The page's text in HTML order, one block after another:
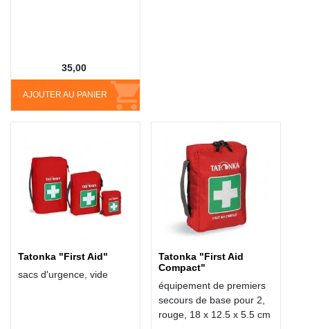
AJOUTER AU PANIER
35,00
Tatonka "First Aid"
sacs d'urgence, vide
Tatonka "First Aid
Compact"
équipement de premiers
secours de base pour 2,
rouge, 18 x 12.5 x 5.5 cm